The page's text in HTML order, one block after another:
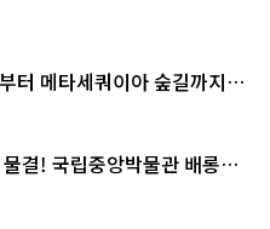
터 메타세쿼이아 숲길까지…
결! 국립중앙박물관 배롱나